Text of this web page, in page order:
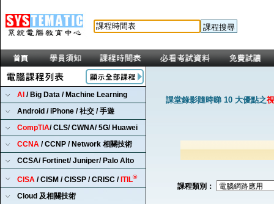
AI / Big Data / Machine Learning
Android / iPhone / 社交 / 手遊
CompTIA/ CLS/ CWNA/ 5G/ Huawei
CCNA / CCNP / Network 相關技術
CCSA/ Fortinet/ Juniper/ Palo Alto
CISA / CISM / CISSP / CRISC / ITIL®
Cloud 及相關技術
課堂錄影隨時睇 10 大優點之
課程類別：